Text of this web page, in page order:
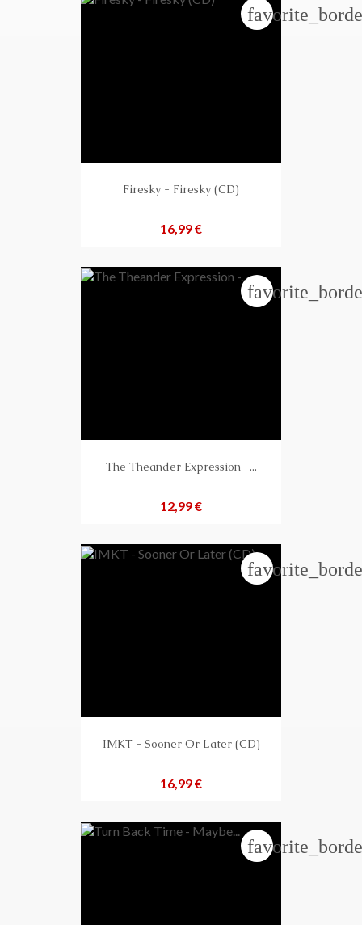
Firesky - Firesky (CD)
Preis
16,99 €
The Theander Expression -...
Preis
12,99 €
IMKT - Sooner Or Later (CD)
Preis
16,99 €